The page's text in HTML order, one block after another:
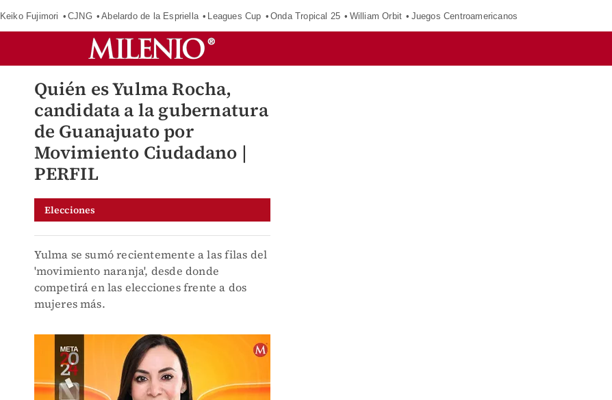
Keiko Fujimori CJNG Abelardo de la Espriella Leagues Cup Onda Tropical 25 William Orbit Juegos Centroamericanos
Quién es Yulma Rocha,
candidata a la gubernatura
de Guanajuato por
Movimiento Ciudadano |
PERFIL
Elecciones
Yulma se sumó recientemente a las filas del
'movimiento naranja', desde donde
competirá en las elecciones frente a dos
mujeres más.